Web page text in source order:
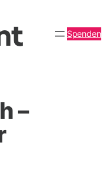
Spenden
–